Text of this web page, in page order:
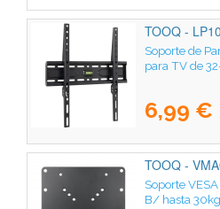
TOOQ -
Soporte de
para TV de
6,99 €
TOOQ -
Soporte
B/ hasta 30kg